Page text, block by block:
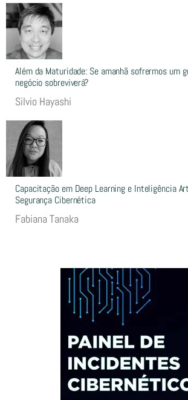
Além da Maturidade: Se amanhã sofrermos um
negócio sobreviverá?
Silvio Hayashi
Capacitação em Deep Learning e Inteligência
Segurança Cibernética
Fabiana Tanaka